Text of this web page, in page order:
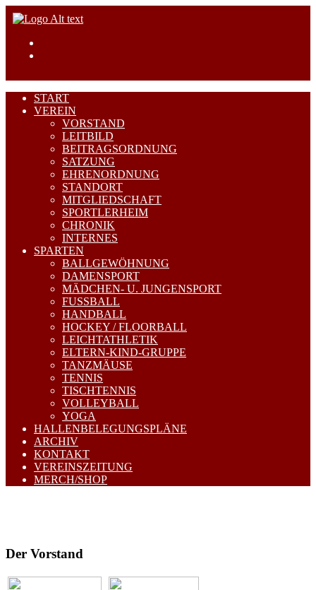
START
VEREIN
VORSTAND
LEITBILD
BEITRAGSORDNUNG
SATZUNG
EHRENORDNUNG
STANDORT
MITGLIEDSCHAFT
SPORTLERHEIM
CHRONIK
INTERNES
SPARTEN
BALLGEWÖHNUNG
DAMENSPORT
MÄDCHEN- U. JUNGENSPORT
FUSSBALL
HANDBALL
HOCKEY / FLOORBALL
LEICHTATHLETIK
ELTERN-KIND-GRUPPE
TANZMÄUSE
TENNIS
TISCHTENNIS
VOLLEYBALL
YOGA
HALLENBELEGUNGSPLÄNE
ARCHIV
KONTAKT
VEREINSZEITUNG
MERCH/SHOP
Der Vorstand